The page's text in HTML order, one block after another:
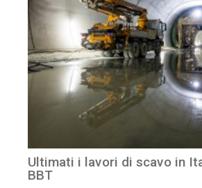
Ultimati i lavori di scavo in
BBT